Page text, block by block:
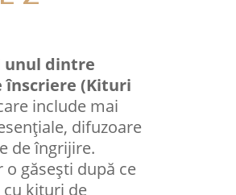
unul dintre
înscriere (Kituri
include mai
difuzoare
de îngrijire.
o găsești după ce
kituri de